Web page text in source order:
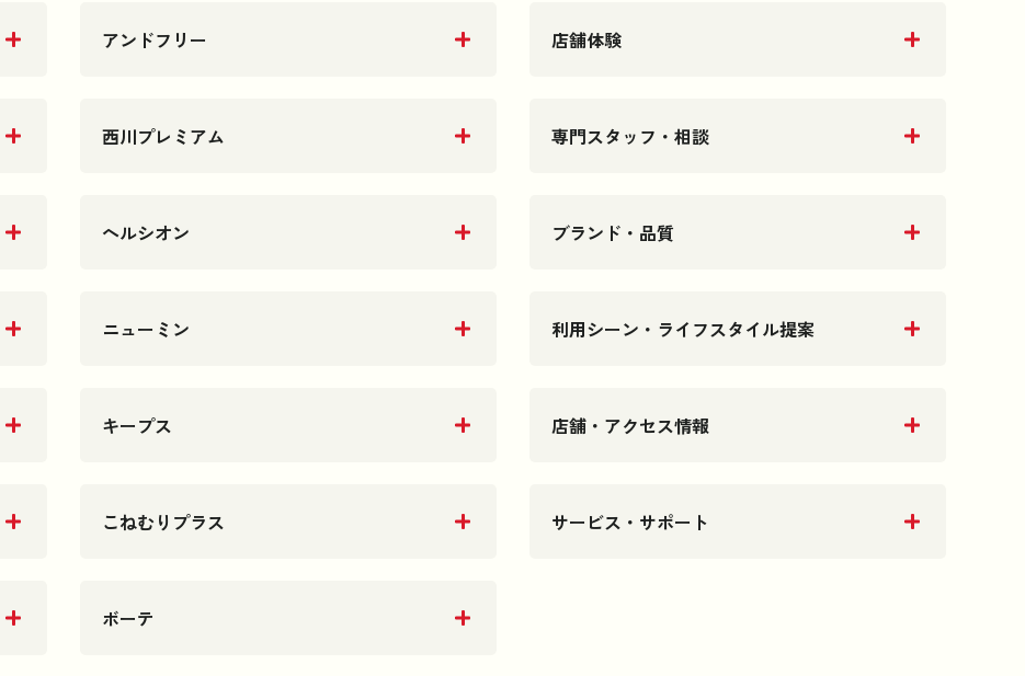
アンドフリー
西川プレミアム
ヘルシオン
ニューミン
キープス
こねむりプラス
ボーテ
店舗体験
専門スタッフ・相談
ブランド・品質
利用シーン・ライフスタイル提案
店舗・アクセス情報
サービス・サポート